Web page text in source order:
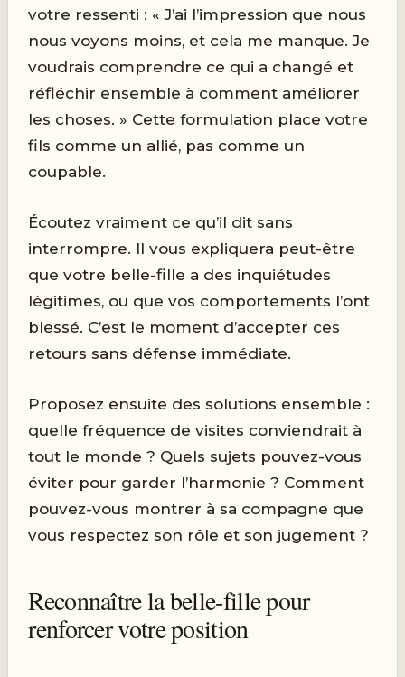
votre ressenti : « J’ai l’impression que nous
nous voyons moins, et cela me manque. Je
voudrais comprendre ce qui a changé et
réfléchir ensemble à comment améliorer
les choses. » Cette formulation place votre
fils comme un allié, pas comme un
coupable.
Écoutez vraiment ce qu’il dit sans
interrompre. Il vous expliquera peut-être
que votre belle-fille a des inquiétudes
légitimes, ou que vos comportements l’ont
blessé. C’est le moment d’accepter ces
retours sans défense immédiate.
Proposez ensuite des solutions ensemble :
quelle fréquence de visites conviendrait à
tout le monde ? Quels sujets pouvez-vous
éviter pour garder l’harmonie ? Comment
pouvez-vous montrer à sa compagne que
vous respectez son rôle et son jugement ?
Reconnaître la belle-fille pour
renforcer votre position